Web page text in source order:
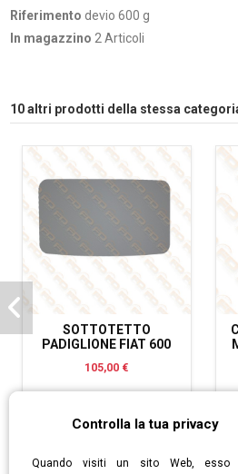
Riferimento devio 600 g
In magazzino 2 Articoli
10 altri prodotti della stessa
SOTTOTETTO
PADIGLIONE FIAT 600
105,00 €
Aggiungi al carrello
Controlla la tua privacy
Quando visiti un sito Web, esso